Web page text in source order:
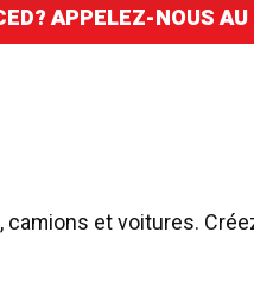
APPELEZ-NOUS AU
et voitures.